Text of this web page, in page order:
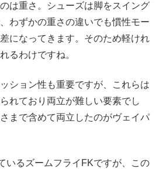
は重さ。シューズは脚をスイング
わずかの重さの違いでも慣性モー
になってきます。そのため軽けれ
るわけですね。
ション性も重要ですが、これらは
れており両立が難しい要素でし
まで含めて両立したのがヴェイパ
いるズームフライFKですが、この